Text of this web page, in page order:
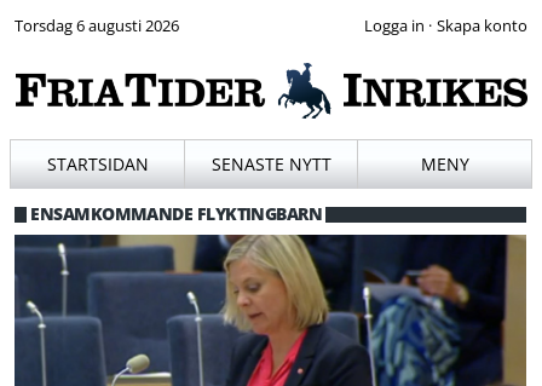
Torsdag 6 augusti 2026 ·
STARTSIDAN SENASTE NYTT MENY
ENSAMKOMMANDE FLYKTINGBARN